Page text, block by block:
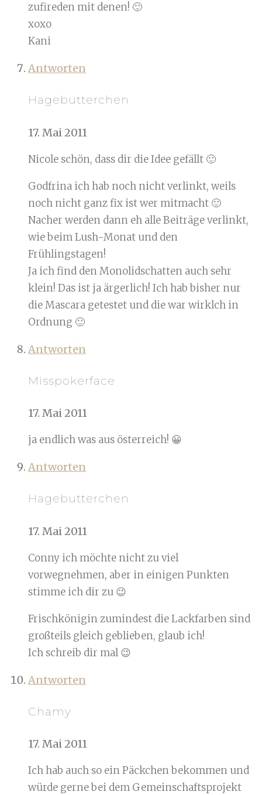
zufireden mit denen! 🙂
xoxo
Kani
Antworten
Hagebutterchen
17. Mai 2011
Nicole schön, dass dir die Idee gefällt 🙂
Godfrina ich hab noch nicht verlinkt, weils
noch nicht ganz fix ist wer mitmacht 🙂
Nacher werden dann eh alle Beiträge verlinkt,
wie beim Lush-Monat und den
Frühlingstagen!
Ja ich find den Monolidschatten auch sehr
klein! Das ist ja ärgerlich! Ich hab bisher nur
die Mascara getestet und die war wirklch in
Ordnung 🙂
Antworten
Misspokerface
17. Mai 2011
ja endlich was aus österreich! 😀
Antworten
Hagebutterchen
17. Mai 2011
Conny ich möchte nicht zu viel
vorwegnehmen, aber in einigen Punkten
stimme ich dir zu 😉
Frischkönigin zumindest die Lackfarben sind
großteils gleich geblieben, glaub ich!
Ich schreib dir mal 😉
Antworten
Chamy
17. Mai 2011
Ich hab auch so ein Päckchen bekommen und
würde gerne bei dem Gemeinschaftsprojekt